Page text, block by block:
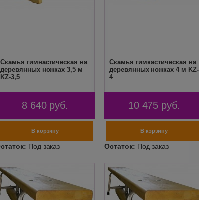
Скамья гимнастическая на
деревянных ножках 3,5 м
KZ-3,5
8 640 руб.
Скамья гимнастическая на
деревянных ножках 4 м KZ-
4
10 475 руб.